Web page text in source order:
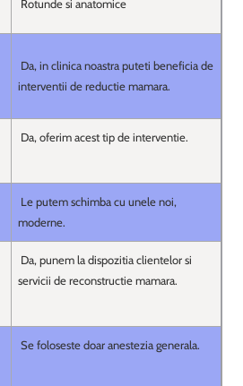
Rotunde si anatomice
Da, in clinica noastra puteti beneficia de
interventii de reductie mamara.
Da, oferim acest tip de interventie.
Le putem schimba cu unele noi,
moderne.
Da, punem la dispozitia clientelor si
servicii de reconstructie mamara.
Se foloseste doar anestezia generala.